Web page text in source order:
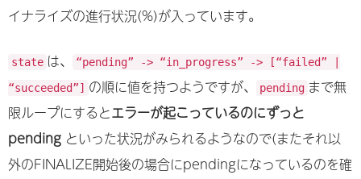
イナライズの進行状況(%)が入っています。
state は、
“pending” -> “in_progress” -> [“failed” |
“succeeded”] の順に値を持つようですが、 pending まで無
限ループにするとエラーが起こっているのにずっと
pending といった状況がみられるようなので(またそれ以
外のFINALIZE開始後の場合にpendingになっているのを確